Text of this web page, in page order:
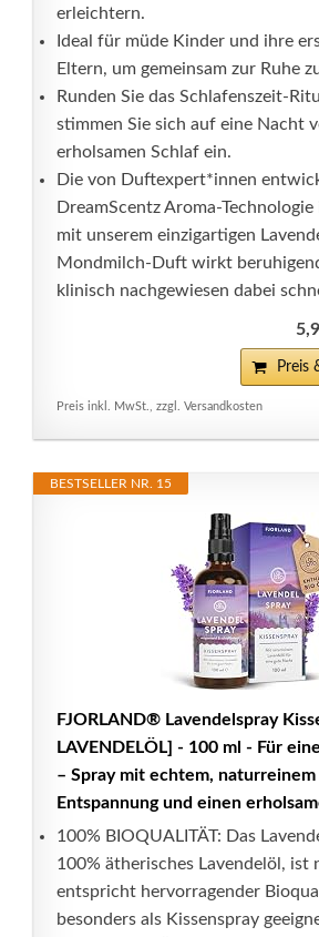
erleichtern.
Ideal für müde Kinder und ihre
Eltern, um gemeinsam zur Ruhe
Runden Sie das Schlafenszeit-
stimmen Sie sich auf eine Nacht
erholsamen Schlaf ein.
Die von Duftexpert*innen
DreamScentz Aroma-
mit unserem einzigartigen
Mondmilch-Duft wirkt
klinisch nachgewiesen dabei
Preis
Preis inkl. MwSt., zzgl. Versandkosten
BESTSELLER NR. 15
FJORLAND® Lavendelspray
LAVENDELÖL] - 100 ml - Für
– Spray mit echtem,
Entspannung und einen
100% BIOQUALITÄT: Das
100% ätherisches Lavendelöl, ist
entspricht hervorragender
besonders als Kissenspray